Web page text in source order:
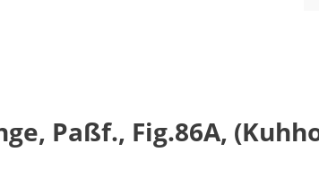
Paßf., Fig.86A,